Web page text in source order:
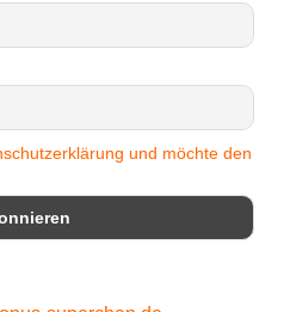
und möchte den